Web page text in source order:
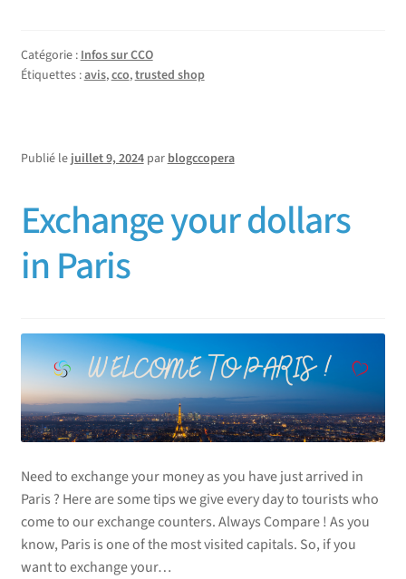
Catégorie :Infos sur CCO
Étiquettes :avis,cco,trusted shop
Publié le juillet 9, 2024 par blogccopera
Exchange your dollars
in Paris
Need to exchange your money as you have just arrived in
Paris ? Here are some tips we give every day to tourists who
come to our exchange counters. Always Compare ! As you
know, Paris is one of the most visited capitals. So, if you
want to exchange your…